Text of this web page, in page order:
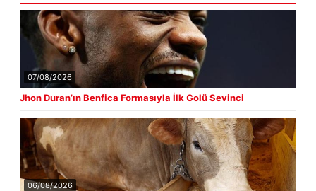
07/08/2026
Jhon Duran’ın Benfica Formasıyla İlk Golü Sevinci
06/08/2026